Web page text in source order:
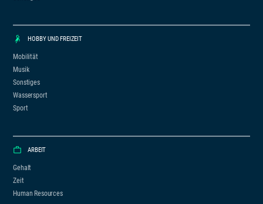
HOBBY UND FREIZEIT
Mobilität
Musik
Sonstiges
Wassersport
Sport
ARBEIT
Gehalt
Zeit
Human Resources